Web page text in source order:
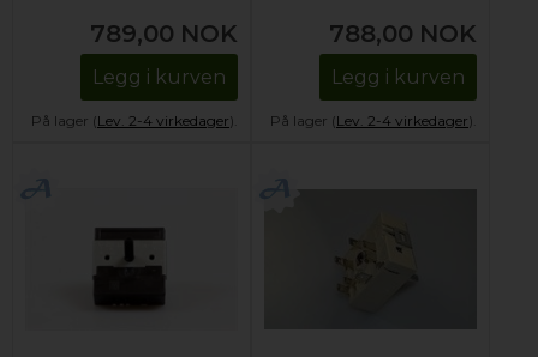
789,00 NOK
Legg i kurven
På lager (Lev. 2-4 virkedager).
788,00 NOK
Legg i kurven
På lager (Lev. 2-4 virkedager).